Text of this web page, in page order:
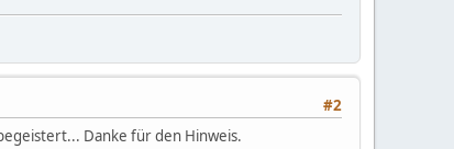
#2
Danke für den Hinweis.